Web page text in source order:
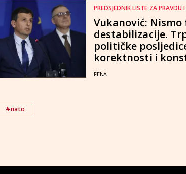
PREDSJEDNIK LISTE ZA PRAVDU I
Vukanović:
destabilizacije.
političke
korektnosti i
FENA
#nato